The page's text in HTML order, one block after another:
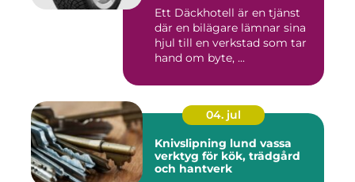
Ett Däckhotell är en tjänst
där en bilägare lämnar sina
hjul till en verkstad som tar
hand om byte, ...
04. jul
Knivslipning lund vassa
verktyg för kök, trädgård
och hantverk